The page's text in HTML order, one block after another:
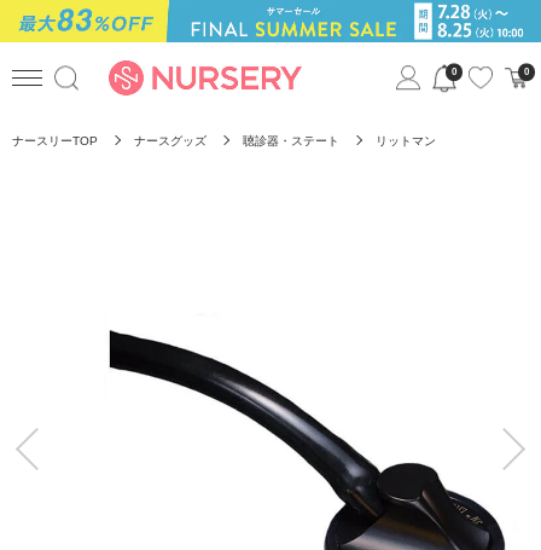
0 0
ナースリーTOP ナースグッズ 聴診器・ステート リットマン